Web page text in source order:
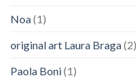
Noa(1)
original art Laura Braga(2)
Paola Boni(1)